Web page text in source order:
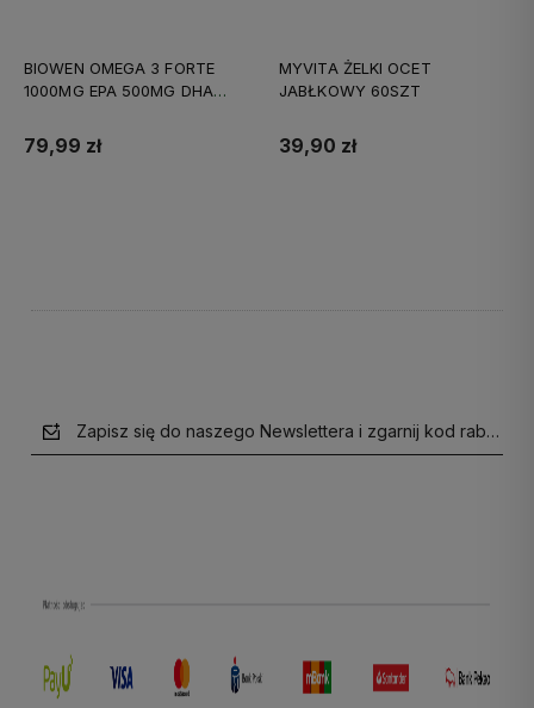
BIOWEN OMEGA 3 FORTE
1000MG EPA 500MG DHA
79,99 zł
MYVITA ŻELKI OCET
JABŁKOWY 60SZT
39,90 zł
Zapisz się do naszego Newslettera i zgarnij kod